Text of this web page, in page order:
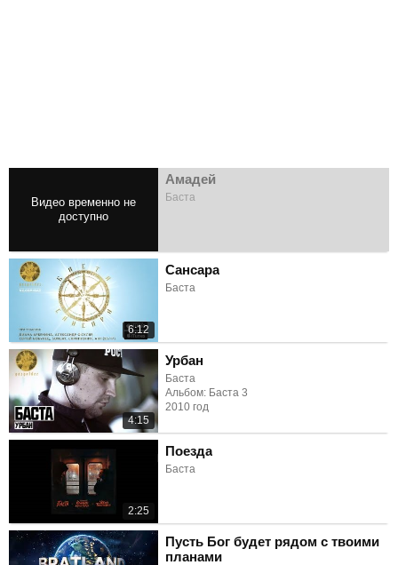
Амадей
Баста
6:12
Сансара
Баста
4:15
Урбан
Баста
Альбом: Баста 3
2010 год
2:25
Поезда
Баста
Пусть Бог будет рядом с твоими
планами